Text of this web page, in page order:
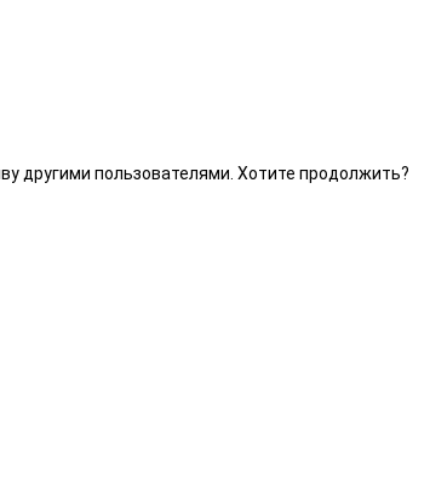
другими пользователями. Хотите продолжить?